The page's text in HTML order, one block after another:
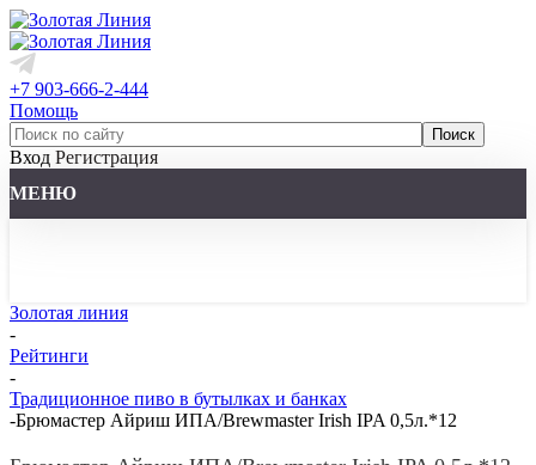
+7 903-666-2-444
Помощь
Вход Регистрация
МЕНЮ
Золотая линия
-
Рейтинги
-
Традиционное пиво в бутылках и банках
-Брюмастер Айриш ИПА/Brewmaster Irish IPA 0,5л.*12